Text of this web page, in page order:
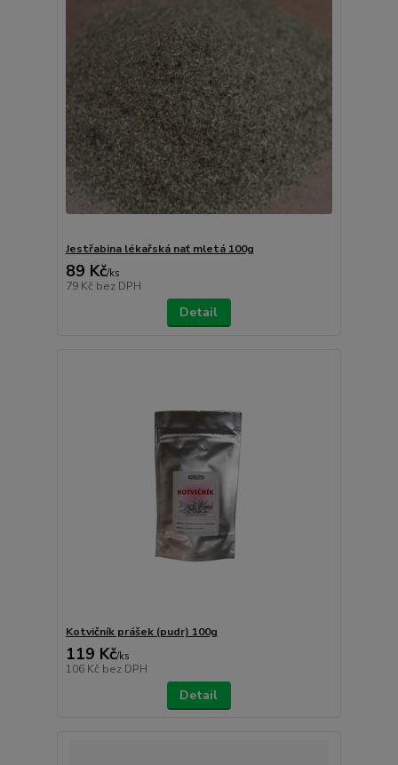
Jestřabina lékařská nať mletá 100g
89 Kč/ks
79 Kč bez DPH
Detail
Kotvičník prášek (pudr) 100g
119 Kč/ks
106 Kč bez DPH
Detail